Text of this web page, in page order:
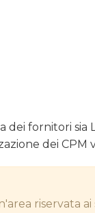
dei fornitori
dei CPM
riservata